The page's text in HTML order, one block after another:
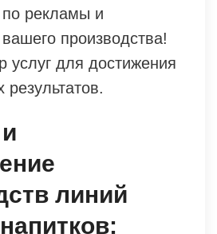
по рекламы и
производства!
услуг для достижения
линий